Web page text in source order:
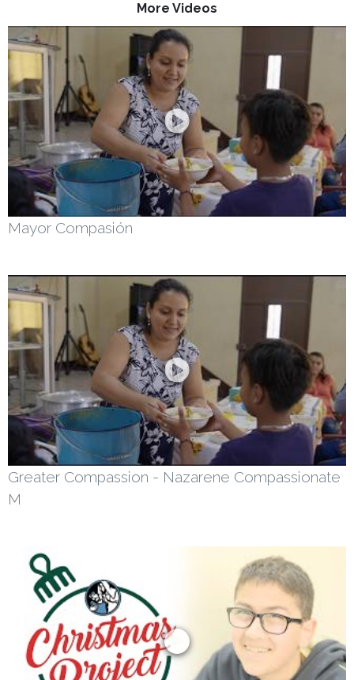
More Videos
Mayor Compasión
Greater Compassion - Nazarene Compassionate
M